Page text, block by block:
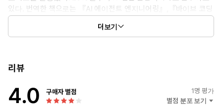
있다. 번역한 책으로는 『AI 에이전트 엔지니어링』,『바이브 코딩
너머 개발자 생존법』, 『러닝 랭체인』(이상 한빛미디어), 『실용
SQL』(영진닷컴, 2023)이 있다.
더보기
리뷰
4.0 구매자 별점 1명 평가
별점 분포 보기